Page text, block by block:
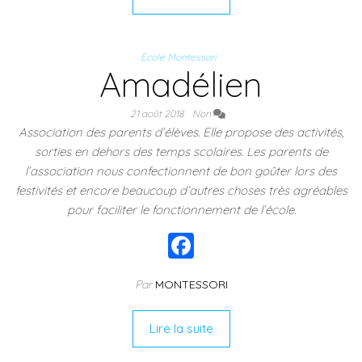
b
o
k
Ecole Montessori
Amadélien
21 août 2018 Non
Association des parents d’élèves. Elle propose des activités,
sorties en dehors des temps scolaires. Les parents de
l’association nous confectionnent de bon goûter lors des
festivités et encore beaucoup d’autres choses très agréables
pour faciliter le fonctionnement de l’école.
c
e
b
ParMONTESSORI
Lire la suite